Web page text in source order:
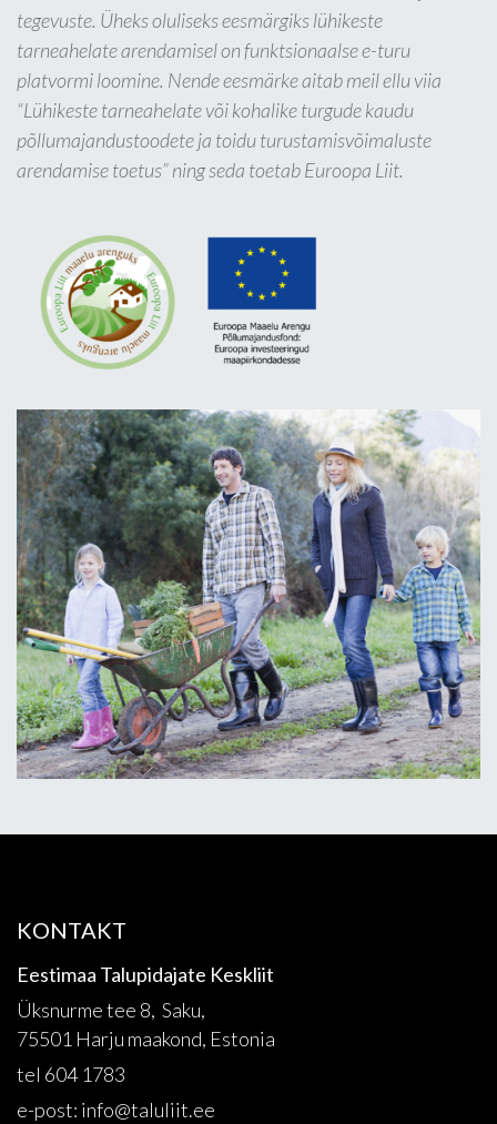
tegevuste. Üheks oluliseks eesmärgiks lühikeste
tarneahelate arendamisel on funktsionaalse e-turu
platvormi loomine. Nende eesmärke aitab meil ellu viia
“Lühikeste tarneahelate või kohalike turgude kaudu
põllumajandustoodete ja toidu turustamisvõimaluste
arendamise toetus” ning seda toetab Euroopa Liit.
KONTAKT
Eestimaa Talupidajate Keskliit
Üksnurme tee 8, Saku,
75501 Harju maakond, Estonia
tel 604 1783
e-post: info@taluliit.ee